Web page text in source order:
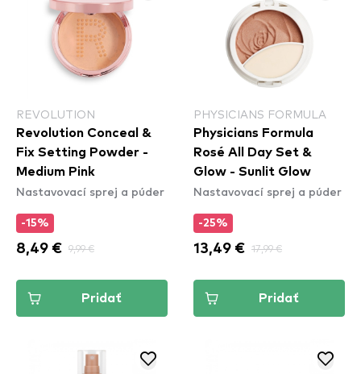
REVOLUTION
Revolution Conceal &
Fix Setting Powder -
Medium Pink
Nastavovací sprej a púder
-15%
8,49 € 9,99 €
Pridať
PHYSICIANS FORMULA
Physicians Formula
Rosé All Day Set &
Glow - Sunlit Glow
Nastavovací sprej a púder
-25%
13,49 € 17,99 €
Pridať